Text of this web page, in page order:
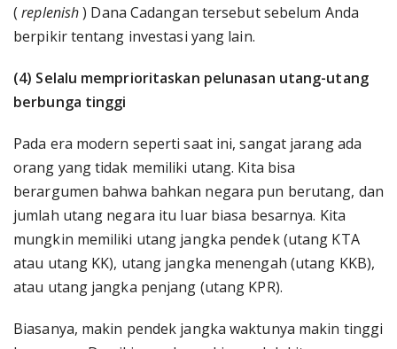
(replenish) Dana Cadangan tersebut sebelum Anda
berpikir tentang investasi yang lain.
(4) Selalu memprioritaskan pelunasan utang-utang
berbunga tinggi
Pada era modern seperti saat ini, sangat jarang ada
orang yang tidak memiliki utang. Kita bisa
berargumen bahwa bahkan negara pun berutang, dan
jumlah utang negara itu luar biasa besarnya. Kita
mungkin memiliki utang jangka pendek (utang KTA
atau utang KK), utang jangka menengah (utang KKB),
atau utang jangka penjang (utang KPR).
Biasanya, makin pendek jangka waktunya makin tinggi